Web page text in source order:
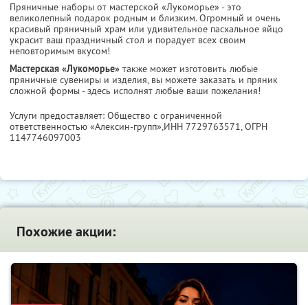
Пряничные наборы от мастерской «Лукоморье» - это
великолепный подарок родным и близким. Огромный и очень
красивый пряничный храм или удивительное пасхальное яйцо
украсит ваш праздничный стол и порадует всех своим
неповторимым вкусом!
Мастерская «Лукоморье» также может изготовить любые
пряничные сувениры и изделия, вы можете заказать и пряник
сложной формы - здесь исполнят любые ваши пожелания!
Услуги предоставляет: Общество с ограниченной
ответственностью «Алексин-групп»,ИНН 7729763571, ОГРН
1147746097003
Похожие акции: